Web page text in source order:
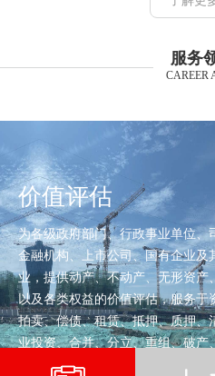
服务
CAREER
价值评估
为各级政府部门、行政事业单位、
金融机构、上市公司、国有企业及
业，提供动产、不动产、无形资产
以及各类权益的价值评估，服务于
拍卖、偿债、租赁、抵押、质押、
业投资、合并、分立、重组、破产
制等经济行为。